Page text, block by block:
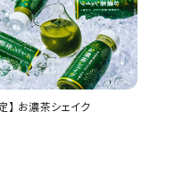
】 お濃茶シェイク